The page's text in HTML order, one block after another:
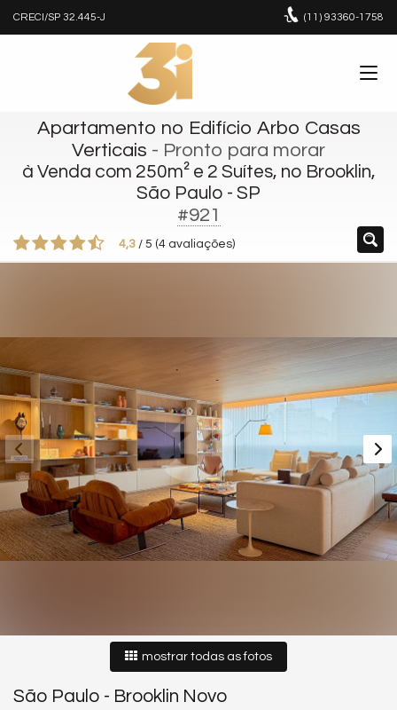
CRECI/SP 32.445-J (11) 93360-1758
Apartamento no Edifício Arbo Casas
Verticais - Pronto para morar
à Venda com 250m² e 2 Suítes, no Brooklin,
São Paulo - SP
#921
4,3 / 5 (4 avaliações)
mostrar todas as fotos
São Paulo - Brooklin Novo